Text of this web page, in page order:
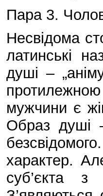
Пара 3.
Несвідома
латинські
душі –
мужчини є
Образ душі
характер.
суб’єкта